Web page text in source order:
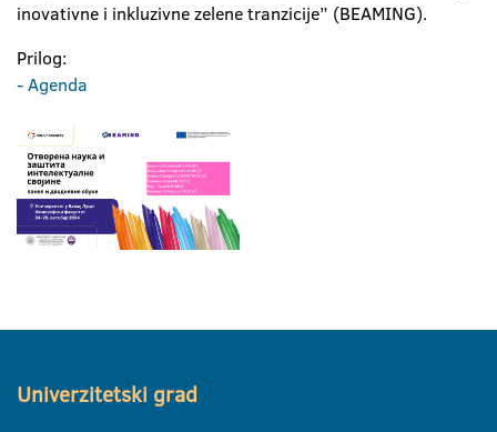
inovativne i inkluzivne zelene tranzicije” (BEAMING).
Prilog:
- Agenda
Univerzitetski grad